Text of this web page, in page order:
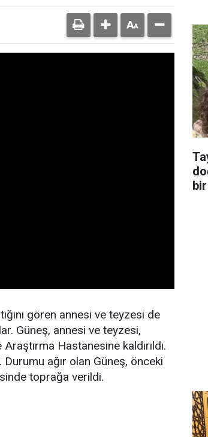
gören annesi ve teyzesi de
Güneş, annesi ve teyzesi,
Hastanesine kaldırıldı.
ağır olan Güneş, önceki
toprağa verildi.